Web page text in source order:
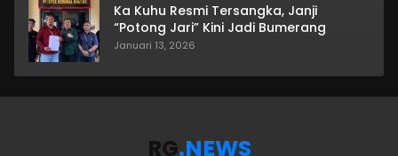
Ka Kuhu Resmi Tersangka, Janji
“Potong Jari” Kini Jadi Bumerang
Januari 13, 2026
RG.NEWS